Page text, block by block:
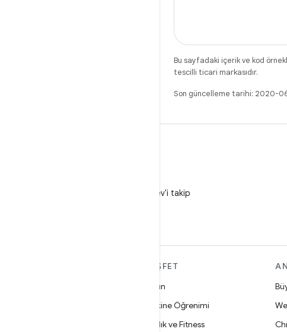
Bu sayfadaki içerik ve kod
tescilli ticari markasıdır.
Son güncelleme tarihi: 2020-
X'te @AndroidDev'i takip
KEŞFET
Oyun
Makine Öğrenimi
Sağlık ve Fitness